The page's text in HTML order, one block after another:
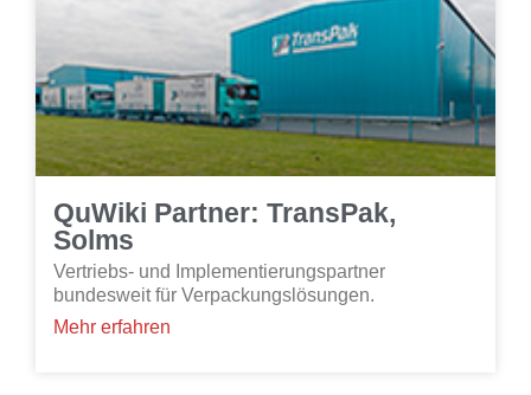
QuWiki Partner: TransPak,
Solms
Vertriebs- und Implementierungspartner
bundesweit für Verpackungslösungen.
Mehr erfahren